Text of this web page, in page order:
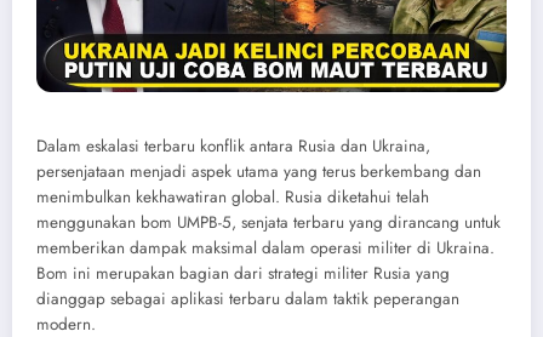
Dalam eskalasi terbaru konflik antara Rusia dan Ukraina,
persenjataan menjadi aspek utama yang terus berkembang dan
menimbulkan kekhawatiran global. Rusia diketahui telah
menggunakan bom UMPB-5, senjata terbaru yang dirancang untuk
memberikan dampak maksimal dalam operasi militer di Ukraina.
Bom ini merupakan bagian dari strategi militer Rusia yang
dianggap sebagai aplikasi terbaru dalam taktik peperangan
modern.